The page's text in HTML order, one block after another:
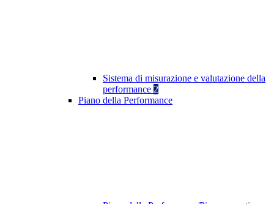
Sistema di misurazione e valutazione della
performance 2
Piano della Performance